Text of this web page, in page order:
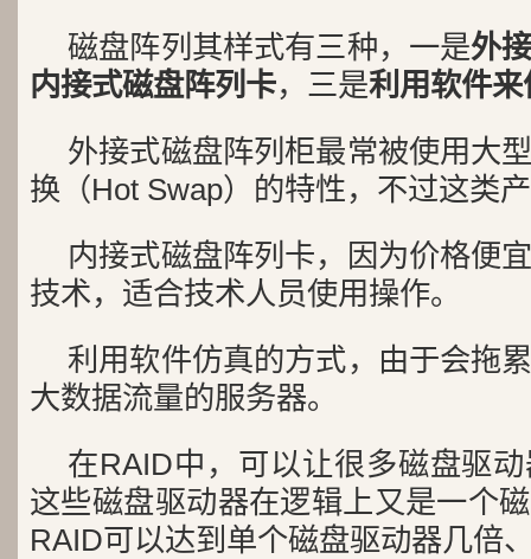
磁盘阵列其样式有三种，一是外
内接式磁盘阵列卡，三是利用软件来
外接式磁盘阵列柜最常被使用大
换（Hot Swap）的特性，不过这类
内接式磁盘阵列卡，因为价格便
技术，适合技术人员使用操作。
利用软件仿真的方式，由于会拖
大数据流量的服务器。
在RAID中，可以让很多磁盘驱
这些磁盘驱动器在逻辑上又是一个
RAID可以达到单个磁盘驱动器几倍